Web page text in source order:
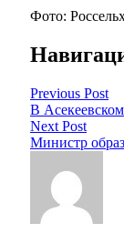
Фото:
Previous Post
В
Next Post
Министр